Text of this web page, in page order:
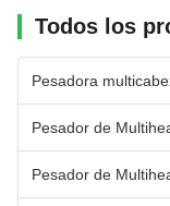
Todos los
Pesadora
Pesador de
Pesador de